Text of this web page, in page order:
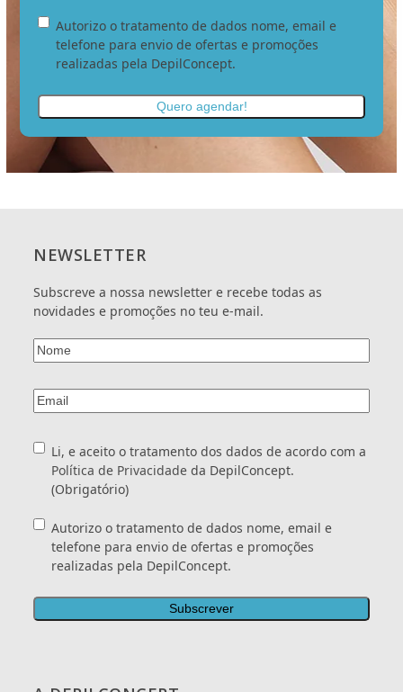
o
tratamento
dos
dados.
Autorizo
tratamento
dados
nome,
email
e
telefone
ofertas
promoções
realizadas
DepilConcept.
Autorizo o tratamento de dados nome, email e
telefone para envio de ofertas e promoções
realizadas pela DepilConcept.
NEWSLETTER
Subscreve a nossa newsletter e recebe todas as
novidades e promoções no teu e-mail.
Nome(Obrigatório)
Email(Obrigatório)
Consentimento(Obrigatório)
Li, e aceito o tratamento dos dados de acordo com a
Política de Privacidade da DepilConcept.
(Obrigatório)
Consentimento
Autorizo o tratamento de dados nome, email e
telefone para envio de ofertas e promoções
realizadas pela DepilConcept.